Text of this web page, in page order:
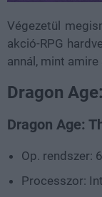
Végezetül
akció-RPG
annál, mint
Dragon
Dragon Age:
Op. rendszer:
Processzor: